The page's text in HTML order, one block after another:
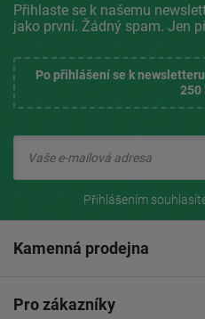
Přihlaste se k našemu
jako první. Žádný spam. Jen
Po přihlášení se k
250
Přihlášením
Kamenná prodejna
Pro zákazníky